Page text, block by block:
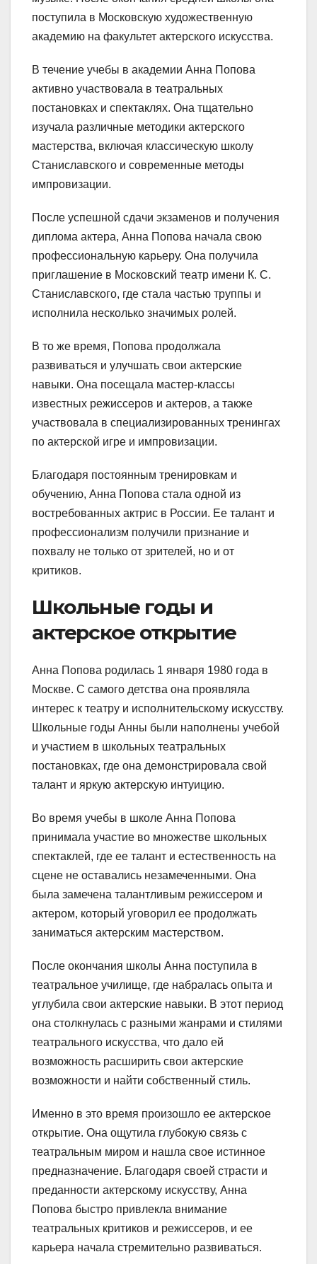
поступила в Московскую художественную
академию на факультет актерского искусства.
В течение учебы в академии Анна Попова
активно участвовала в театральных
постановках и спектаклях. Она тщательно
изучала различные методики актерского
мастерства, включая классическую школу
Станиславского и современные методы
импровизации.
После успешной сдачи экзаменов и получения
диплома актера, Анна Попова начала свою
профессиональную карьеру. Она получила
приглашение в Московский театр имени К. С.
Станиславского, где стала частью труппы и
исполнила несколько значимых ролей.
В то же время, Попова продолжала
развиваться и улучшать свои актерские
навыки. Она посещала мастер-классы
известных режиссеров и актеров, а также
участвовала в специализированных тренингах
по актерской игре и импровизации.
Благодаря постоянным тренировкам и
обучению, Анна Попова стала одной из
востребованных актрис в России. Ее талант и
профессионализм получили признание и
похвалу не только от зрителей, но и от
критиков.
Школьные годы и
актерское открытие
Анна Попова родилась 1 января 1980 года в
Москве. С самого детства она проявляла
интерес к театру и исполнительскому искусству.
Школьные годы Анны были наполнены учебой
и участием в школьных театральных
постановках, где она демонстрировала свой
талант и яркую актерскую интуицию.
Во время учебы в школе Анна Попова
принимала участие во множестве школьных
спектаклей, где ее талант и естественность на
сцене не оставались незамеченными. Она
была замечена талантливым режиссером и
актером, который уговорил ее продолжать
заниматься актерским мастерством.
После окончания школы Анна поступила в
театральное училище, где набралась опыта и
углубила свои актерские навыки. В этот период
она столкнулась с разными жанрами и стилями
театрального искусства, что дало ей
возможность расширить свои актерские
возможности и найти собственный стиль.
Именно в это время произошло ее актерское
открытие. Она ощутила глубокую связь с
театральным миром и нашла свое истинное
предназначение. Благодаря своей страсти и
преданности актерскому искусству, Анна
Попова быстро привлекла внимание
театральных критиков и режиссеров, и ее
карьера начала стремительно развиваться.